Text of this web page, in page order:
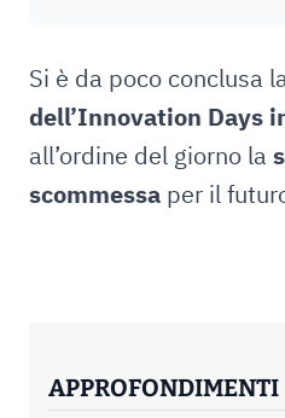
Si è da poco conclusa
dell’Innovation Days
all’ordine del giorno la
scommessa per il
APPROFONDIMENTI